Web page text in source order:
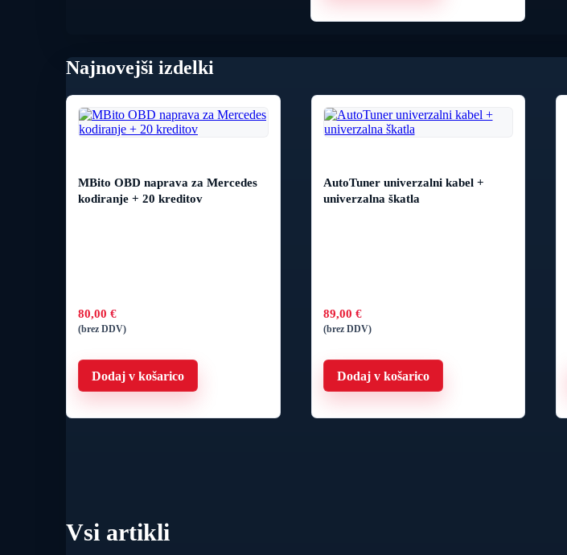
Najnovejši izdelki
MBito OBD naprava za Mercedes
kodiranje + 20 kreditov
80,00 €
(brez DDV)
Dodaj v košarico
AutoTuner univerzalni kabel +
univerzalna škatla
89,00 €
(brez DDV)
Dodaj v košarico
Vsi artikli